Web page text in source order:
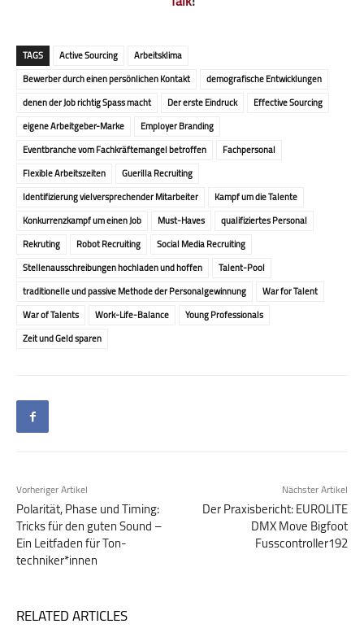
TAGS Active Sourcing
Arbeitsklima
Bewerber durch einen persönlichen Kontakt
demografische Entwicklungen
denen der Job richtig Spass macht
Der erste Eindruck
Effective Sourcing
eigene Arbeitgeber-Marke
Employer Branding
Eventbranche vom Fachkräftemangel betroffen
Fachpersonal
Flexible Arbeitszeiten
Guerilla Recruiting
Identifizierung vielversprechender Mitarbeiter
Kampf um die Talente
Konkurrenzkampf um einen Job
Must-Haves
qualifiziertes Personal
Rekruting
Robot Recruiting
Social Media Recruiting
Stellenausschreibungen hochladen und hoffen
Talent-Pool
traditionelle und passive Methode der Personal­gewinnung
War for Talent
War of Talents
Work-Life-Balance
Young Professionals
Zeit und Geld sparen
Vorheriger Artikel
Polarität, Phase und Timing:
Tricks für den guten Sound –
Ein Leitfaden für Ton­
techniker*innen
Nächster Artikel
Der Praxisbericht: EUROLITE
DMX Move Bigfoot
Fusscontroller192
RELATED ARTICLES